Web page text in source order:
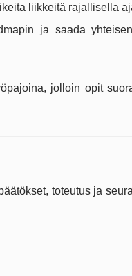
liikkeitä rajallisella
ja saada
jolloin opit
toteutus ja